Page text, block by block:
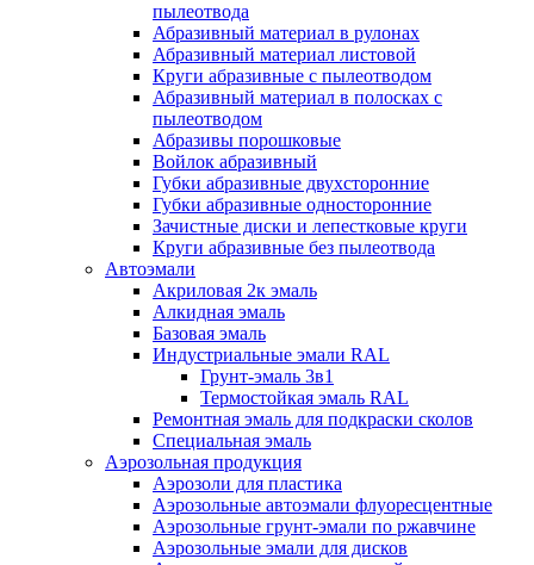
пылеотвода
Абразивный материал в рулонах
Абразивный материал листовой
Круги абразивные с пылеотводом
Абразивный материал в полосках с
пылеотводом
Абразивы порошковые
Войлок абразивный
Губки абразивные двухсторонние
Губки абразивные односторонние
Зачистные диски и лепестковые круги
Круги абразивные без пылеотвода
Автоэмали
Акриловая 2к эмаль
Алкидная эмаль
Базовая эмаль
Индустриальные эмали RAL
Грунт-эмаль 3в1
Термостойкая эмаль RAL
Ремонтная эмаль для подкраски сколов
Специальная эмаль
Аэрозольная продукция
Аэрозоли для пластика
Аэрозольные автоэмали флуоресцентные
Аэрозольные грунт-эмали по ржавчине
Аэрозольные эмали для дисков